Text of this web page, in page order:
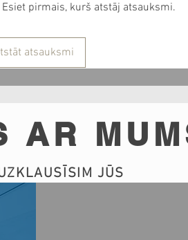
pirmais, kurš atstāj atsauksmi.
atsauksmi
AR
JŪS